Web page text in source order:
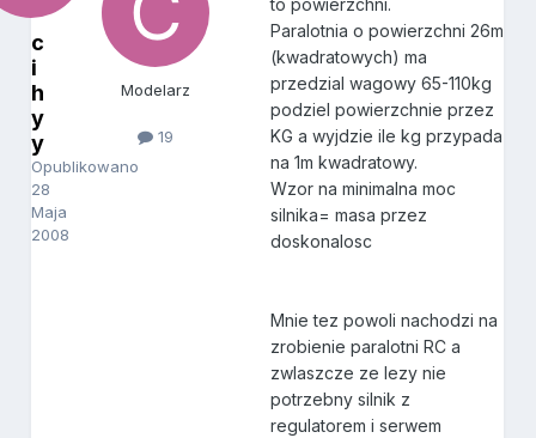
c
i
h
y
y
Opublikowano
28
Maja
2008
Modelarz
19
to powierzchni.
Paralotnia o powierzchni 26m
(kwadratowych) ma
przedzial wagowy 65-110kg
podziel powierzchnie przez
KG a wyjdzie ile kg przypada
na 1m kwadratowy.
Wzor na minimalna moc
silnika= masa przez
doskonalosc
Mnie tez powoli nachodzi na
zrobienie paralotni RC a
zwlaszcze ze lezy nie
potrzebny silnik z
regulatorem i serwem